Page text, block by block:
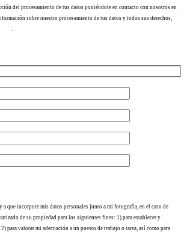
del procesamiento de tus datos poniéndote en contacto con nosotros en
sobre nuestro procesamiento de tus datos y todos sus derechos,
.
a que incorpore mis datos personales junto a mi fotografía, en el caso de
de su propiedad para los siguientes fines: 1) para establecer y
para valorar mi adecuación a un puesto de trabajo o tarea, así como para